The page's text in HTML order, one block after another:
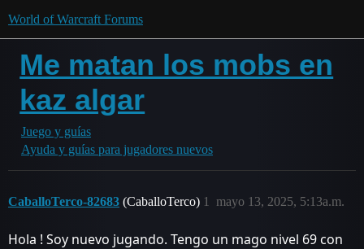
World of Warcraft Forums
Me matan los mobs en
kaz algar
Juego y guías
Ayuda y guías para jugadores nuevos
CaballoTerco-82683 (CaballoTerco) mayo 13, 2025, 5:13a.m.
1
Hola ! Soy nuevo jugando. Tengo un mago nivel 69 con